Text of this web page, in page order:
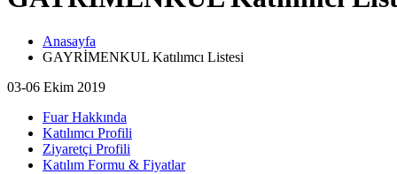
Anasayfa
GAYRİMENKUL Katılımcı Listesi
03-06 Ekim 2019
Fuar Hakkında
Katılımcı Profili
Ziyaretçi Profili
Katılım Formu & Fiyatlar